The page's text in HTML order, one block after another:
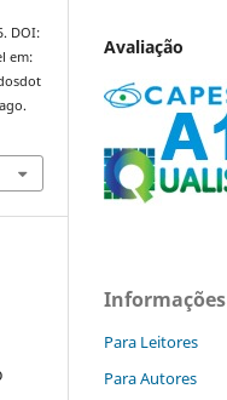
DOI:
em:
Avaliação
Informações
Para Leitores
Para Autores